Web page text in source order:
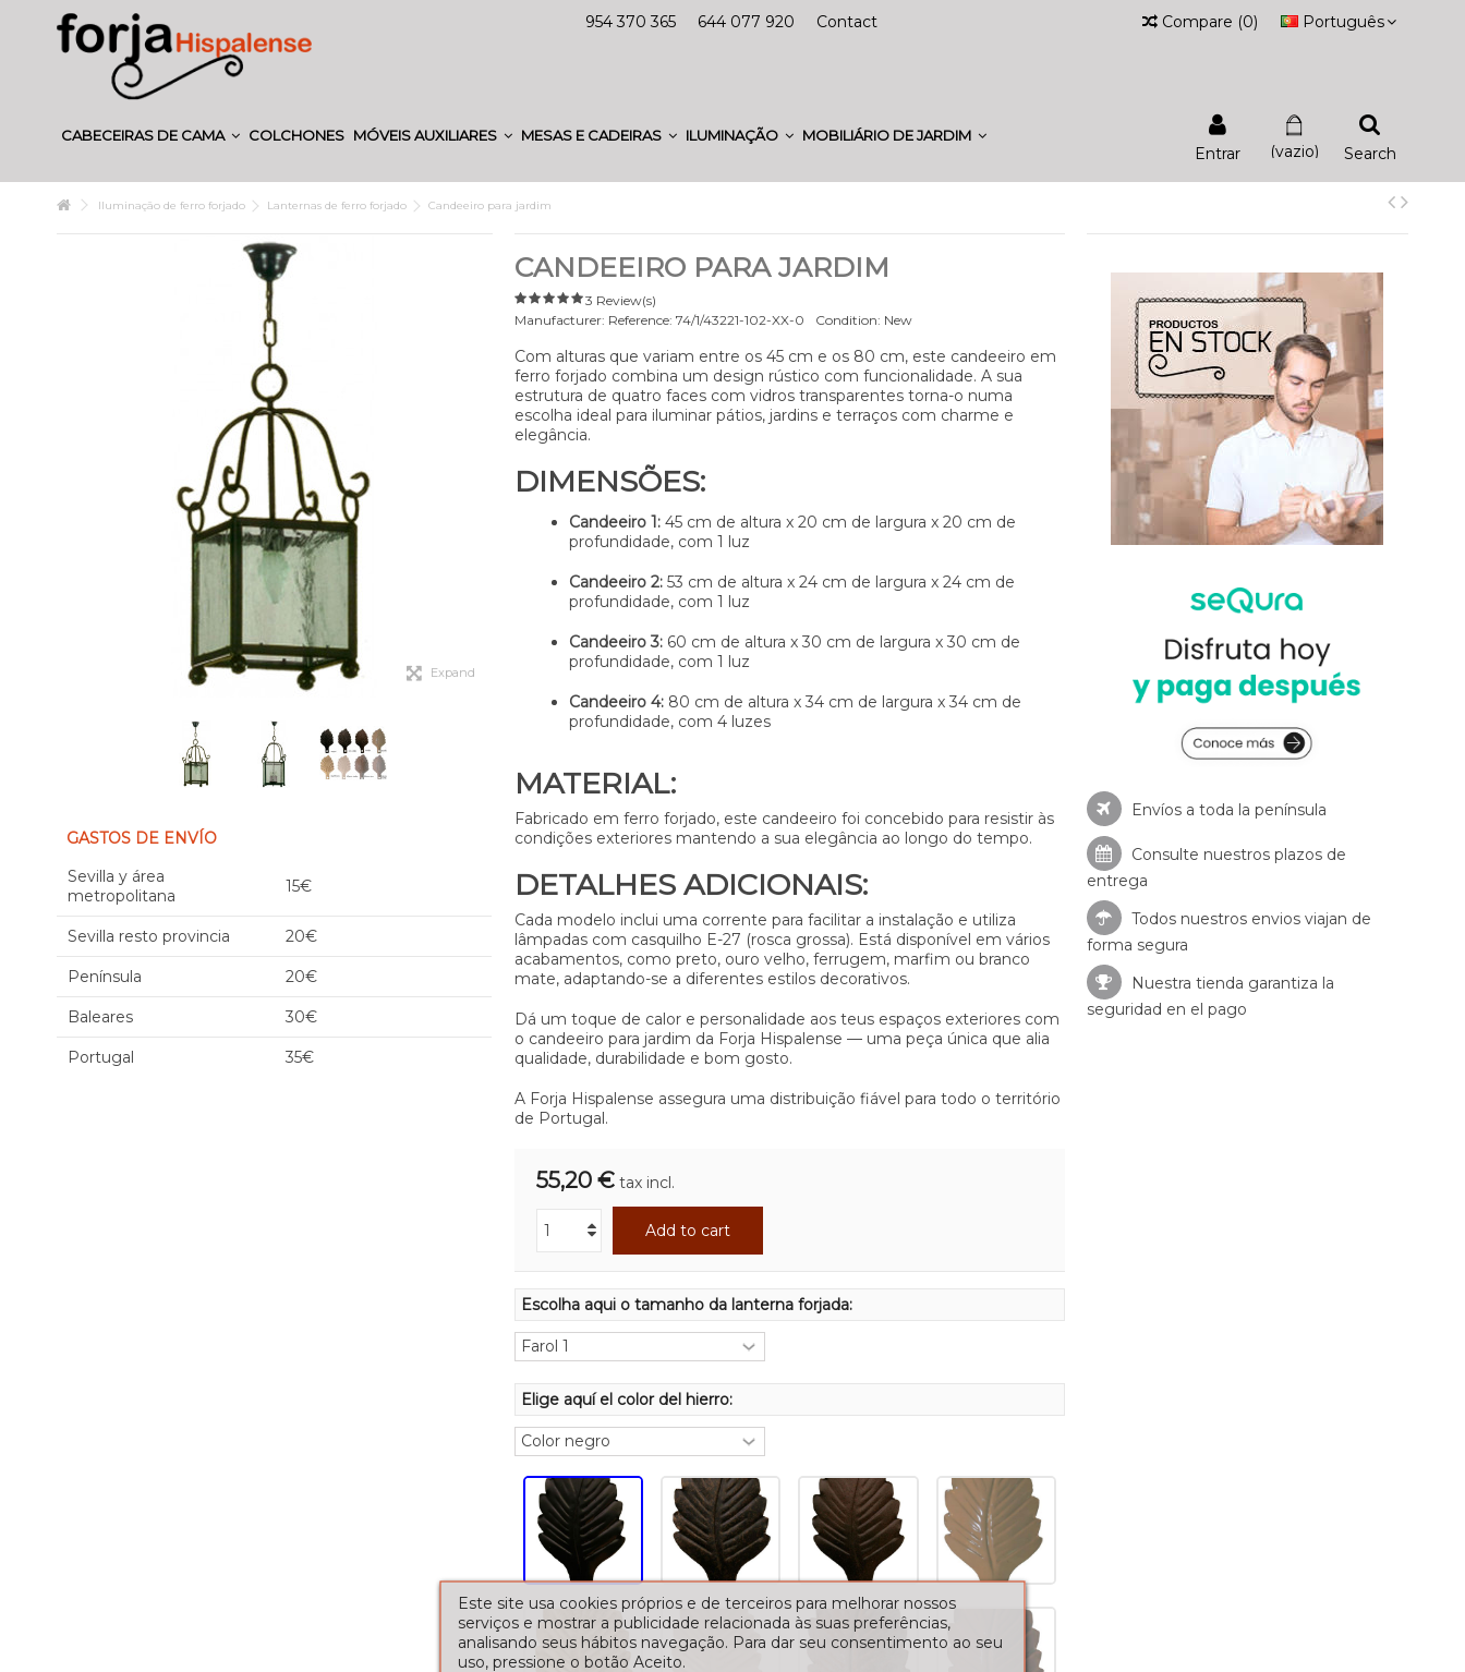
954 370 365 644 077 920 Contact Português
Compare (0)
CABECEIRAS DE CAMA COLCHONES MÓVEIS AUXILIARES MESAS E CADEIRAS ILUMINAÇÃO MOBILIÁRIO DE JARDIM
Search
(vazio)
Entrar
Iluminação de ferro forjado Lanternas de ferro forjado Candeeiro para jardim
Expand
GASTOS DE ENVÍO
Sevilla y área
metropolitana
15€
Sevilla resto provincia 20€
Península 20€
Baleares 30€
Portugal 35€
CANDEEIRO PARA JARDIM
3 Review(s)
Manufacturer: Reference: 74/1/43221-102-XX-0 Condition: New
Com alturas que variam entre os 45 cm e os 80 cm, este candeeiro em
ferro forjado combina um design rústico com funcionalidade. A sua
estrutura de quatro faces com vidros transparentes torna-o numa
escolha ideal para iluminar pátios, jardins e terraços com charme e
elegância.
DIMENSÕES:
Candeeiro 1:45 cm de altura x 20 cm de largura x 20 cm de
profundidade, com 1 luz
Candeeiro 2:53 cm de altura x 24 cm de largura x 24 cm de
profundidade, com 1 luz
Candeeiro 3:60 cm de altura x 30 cm de largura x 30 cm de
profundidade, com 1 luz
Candeeiro 4:80 cm de altura x 34 cm de largura x 34 cm de
profundidade, com 4 luzes
MATERIAL:
Fabricado em ferro forjado, este candeeiro foi concebido para resistir às
condições exteriores mantendo a sua elegância ao longo do tempo.
DETALHES ADICIONAIS:
Cada modelo inclui uma corrente para facilitar a instalação e utiliza
lâmpadas com casquilho E-27 (rosca grossa). Está disponível em vários
acabamentos, como preto, ouro velho, ferrugem, marfim ou branco
mate, adaptando-se a diferentes estilos decorativos.
Dá um toque de calor e personalidade aos teus espaços exteriores com
o candeeiro para jardim da Forja Hispalense — uma peça única que alia
qualidade, durabilidade e bom gosto.
A Forja Hispalense assegura uma distribuição fiável para todo o território
de Portugal.
55,20 € tax incl.
Add to cart
Escolha aqui o tamanho da lanterna forjada:
Elige aquí el color del hierro:
Envíos a toda la península
Consulte nuestros plazos de
entrega
Todos nuestros envios viajan de
forma segura
Nuestra tienda garantiza la
seguridad en el pago
Este site usa cookies próprios e de terceiros para melhorar nossos
serviços e mostrar a publicidade relacionada às suas preferências,
analisando seus hábitos navegação. Para dar seu consentimento ao seu
uso, pressione o botão Aceito.